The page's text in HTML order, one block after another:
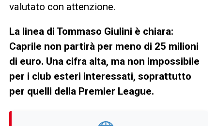
valutato con attenzione.
La linea di Tommaso Giulini è chiara:
Caprile non partirà per meno di 25 milioni
di euro. Una cifra alta, ma non impossibile
per i club esteri interessati, soprattutto
per quelli della Premier League.